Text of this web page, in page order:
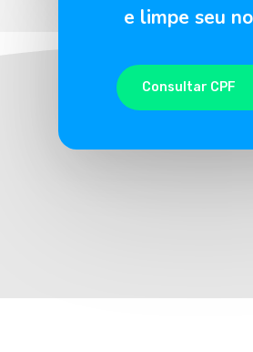
e limpe seu
Consultar CPF